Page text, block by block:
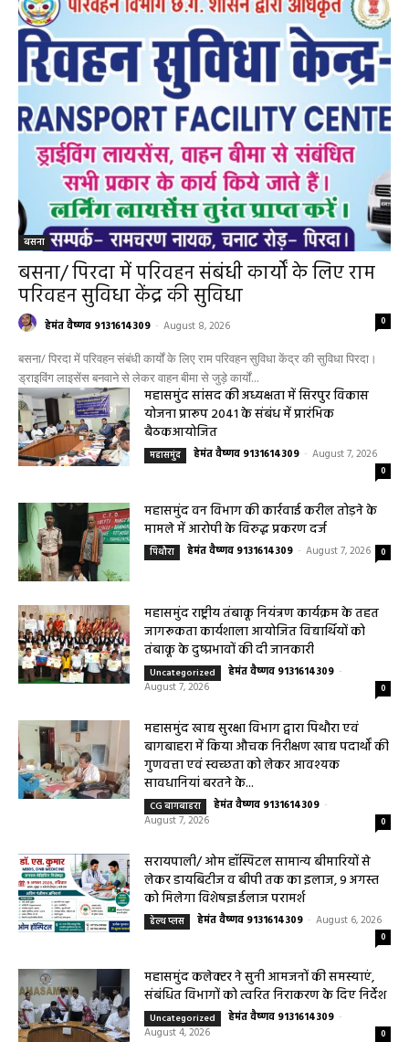
बसना
बसना/ पिरदा में परिवहन संबंधी कार्यों के लिए राम
परिवहन सुविधा केंद्र की सुविधा
हेमंत वैष्णव 9131614309 - August 8, 2026 0
बसना/ पिरदा में परिवहन संबंधी कार्यों के लिए राम परिवहन सुविधा केंद्र की सुविधा पिरदा।
ड्राइविंग लाइसेंस बनवाने से लेकर वाहन बीमा से जुड़े कार्यों...
महासमुंद सांसद की अध्यक्षता में सिरपुर विकास
योजना प्रारूप 2041 के संबंध में प्रारंभिक
बैठकआयोजित
महासमुंद हेमंत वैष्णव 9131614309 - August 7, 2026
0
महासमुंद वन विभाग की कार्रवाई करील तोड़ने के
मामले में आरोपी के विरुद्ध प्रकरण दर्ज
पिथौरा हेमंत वैष्णव 9131614309 - August 7, 2026 0
महासमुंद राष्ट्रीय तंबाकू नियंत्रण कार्यक्रम के तहत
जागरूकता कार्यशाला आयोजित विद्यार्थियों को
तंबाकू के दुष्प्रभावों की दी जानकारी
Uncategorized हेमंत वैष्णव 9131614309 -
August 7, 2026
0
महासमुंद खाद्य सुरक्षा विभाग द्वारा पिथौरा एवं
बागबाहरा में किया औचक निरीक्षण खाद्य पदार्थों की
गुणवत्ता एवं स्वच्छता को लेकर आवश्यक
सावधानियां बरतने के...
CG बागबाहरा हेमंत वैष्णव 9131614309 -
August 7, 2026
0
सरायपाली/ ओम हॉस्पिटल सामान्य बीमारियों से
लेकर डायबिटीज व बीपी तक का इलाज, 9 अगस्त
को मिलेगा विशेषज्ञ ईलाज परामर्श
हेल्थ प्लस हेमंत वैष्णव 9131614309 - August 6, 2026
0
महासमुंद कलेक्टर ने सुनी आमजनों की समस्याएं,
संबंधित विभागों को त्वरित निराकरण के दिए निर्देश
Uncategorized हेमंत वैष्णव 9131614309 -
August 4, 2026
0